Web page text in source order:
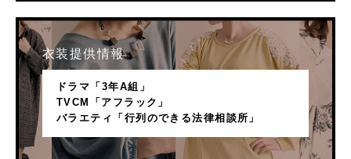
衣装提供情報
ドラマ「3年A組」
TVCM「アフラック」
バラエティ「行列のできる法律相談所」